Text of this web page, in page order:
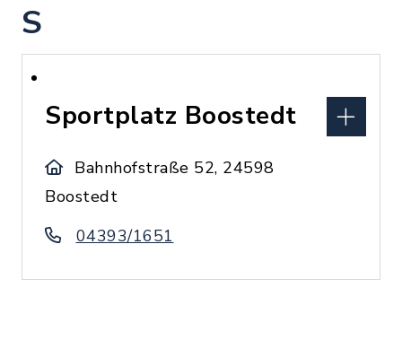
S
Sportplatz Boostedt
Bahnhofstraße 52, 24598
Boostedt
04393/1651